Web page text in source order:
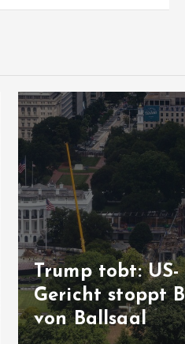
+++
Ukraine-
US-Senat
neue
gegen